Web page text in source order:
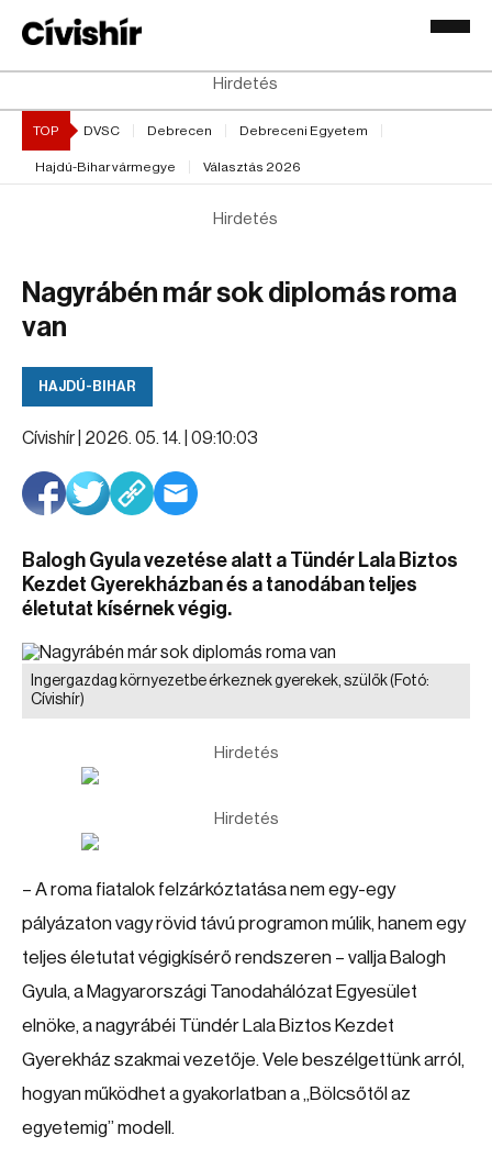
Hirdetés
TOP DVSC Debrecen Debreceni Egyetem
Hajdú-Bihar vármegye Választás 2026
Hirdetés
Nagyrábén már sok diplomás roma
van
HAJDÚ-BIHAR
Cívishír | 2026. 05. 14. | 09:10:03
Balogh Gyula vezetése alatt a Tündér Lala Biztos
Kezdet Gyerekházban és a tanodában teljes
életutat kísérnek végig.
Ingergazdag környezetbe érkeznek gyerekek, szülők(Fotó:
Cívishír)
Hirdetés
Hirdetés
– A roma fiatalok felzárkóztatása nem egy-egy
pályázaton vagy rövid távú programon múlik, hanem egy
teljes életutat végigkísérő rendszeren – vallja Balogh
Gyula, a Magyarországi Tanodahálózat Egyesület
elnöke, a nagyrábéi Tündér Lala Biztos Kezdet
Gyerekház szakmai vezetője. Vele beszélgettünk arról,
hogyan működhet a gyakorlatban a „Bölcsőtől az
egyetemig” modell.